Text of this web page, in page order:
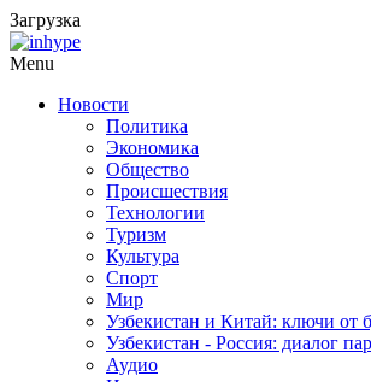
Загрузка
Menu
Новости
Политика
Экономика
Общество
Происшествия
Технологии
Туризм
Культура
Спорт
Мир
Узбекистан и Китай: ключи от
Узбекистан - Россия: диалог
Аудио